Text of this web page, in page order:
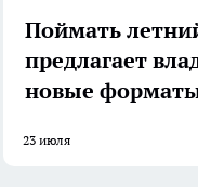
Поймать
предлагает
новые
23 июля